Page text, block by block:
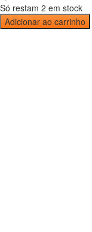
Só restam 2 em stock
Adicionar ao carrinho